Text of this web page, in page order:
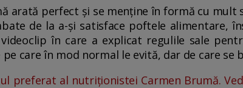
arată perfect și se menține în formă cu mult
de la a-și satisface poftele alimentare,
în care a explicat regulile sale
care în mod normal le evită, dar de care se
preferat al nutriționistei Carmen Brumă.